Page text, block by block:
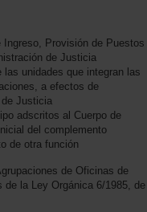
Ingreso, Provisión de Puestos
de Justicia
unidades que integran las
a efectos de
Justicia
adscritos al Cuerpo de
del complemento
de otra función
de Oficinas de
la Ley Orgánica 6/1985, de